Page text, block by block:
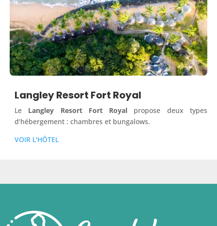
Langley Resort Fort Royal
Le Langley Resort Fort Royal propose deux types
d’hébergement : chambres et bungalows.
VOIR L'HÔTEL